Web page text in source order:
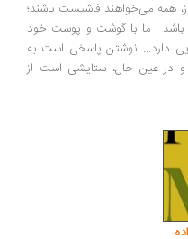
فاشیست باشند؛
ما با گوشت و پوست خود
نوشتن پاسخی است به
حال، ستایشی است از